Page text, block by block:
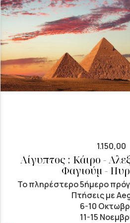
1.150,00
Αίγυπτος : Κάιρο -
Φαγιούμ -
Το πληρέστερο 5ήμερο
Πτήσεις με
6-10
11-15